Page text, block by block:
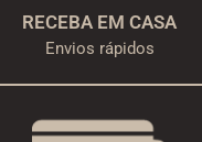
RECEBA EM CASA
Envios rápidos